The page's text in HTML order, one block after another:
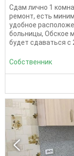
Сдам лично 1
ремонт, есть
удобное
больницы, Обское
будет сдаваться с
Собственник